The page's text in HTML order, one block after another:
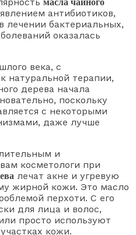
масла чайного
антибиотиков,
лечении бактериальных,
оказалась
века, с
натуральной терапии,
дерева начала
поскольку
с некоторыми
даже лучше
и
косметологи при
лечат акне и угревую
жирной кожи. Это масло
перхоти. С его
для лица и волос,
просто используют
кожи.